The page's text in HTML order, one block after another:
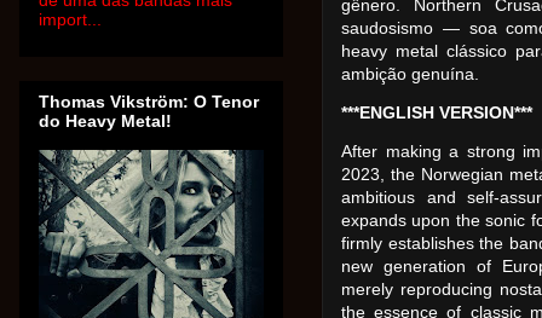
gênero. Northern
saudosismo — soa
heavy metal clássico
ambição genuína.
***ENGLISH VERSION***
After making a strong
2023, the Norwegian
ambitious and self-
expands upon the sonic
firmly establishes the
new generation of
merely reproducing
the essence of classic
import...
Thomas Vikström: O Tenor
do Heavy Metal!